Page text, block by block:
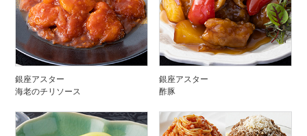
銀座アスター
海老のチリソース
銀座アスター
酢豚